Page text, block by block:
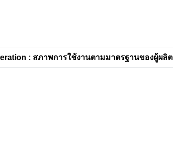
: สภาพการใช้งานตามมาตรฐานของผู้ผลิต